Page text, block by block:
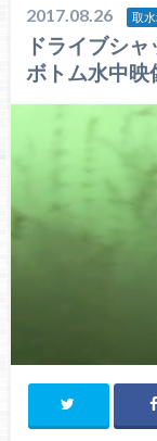
2017.08.26 取
ドライブシ
ボトム水中映